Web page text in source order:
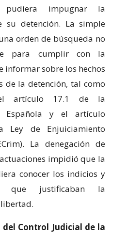
impugnar la
su detención. La simple
orden de búsqueda no
para cumplir con la
informar sobre los hechos
de la detención, tal como
artículo 17.1 de la
Española y el artículo
Ley de Enjuiciamiento
La denegación de
impidió que la
conocer los indicios y
que justificaban la
Control Judicial de la